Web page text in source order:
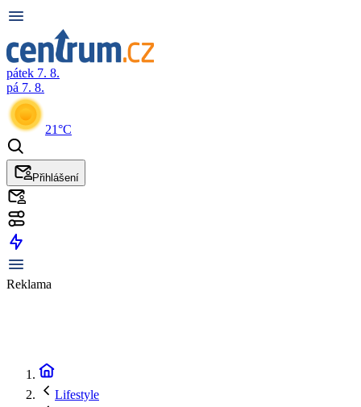
pátek 7. 8.
pá 7. 8.
21°C
Přihlášení
Reklama
Lifestyle